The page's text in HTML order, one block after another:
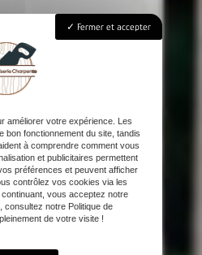
Fermer et accepter
améliorer votre expérience. Les
bon fonctionnement du site, tandis
à comprendre comment vous
et publicitaires permettent
préférences et peuvent afficher
contrôlez vos cookies via les
vous acceptez notre
consultez notre Politique de
de votre visite !